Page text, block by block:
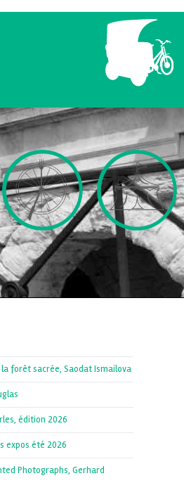
forêt sacrée, Saodat Ismailova
édition 2026
expos été 2026
Photographs, Gerhard